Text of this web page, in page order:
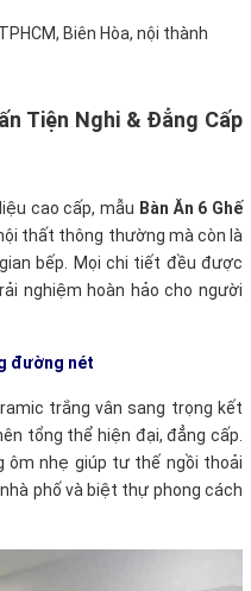
Biên Hòa, nội thành
Tiện Nghi & Đẳng Cấp
cao cấp, mẫu Bàn Ăn 6 Ghế
thất thông thường mà còn là
bếp. Mọi chi tiết đều được
nghiệm hoàn hảo cho người
đường nét
trắng vân sang trọng kết
tổng thể hiện đại, đẳng cấp.
ôm nhẹ giúp tư thế ngồi thoải
phố và biệt thự phong cách